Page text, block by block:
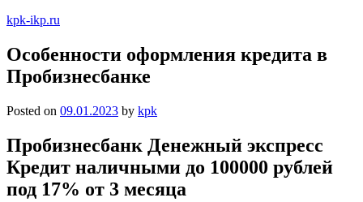
kpk-ikp.ru
Особенности оформления кредита в
Пробизнесбанке
Posted on 09.01.2023 by kpk
Пробизнесбанк Денежный экспресс
Кредит наличными до 100000 рублей
под 17% от 3 месяца